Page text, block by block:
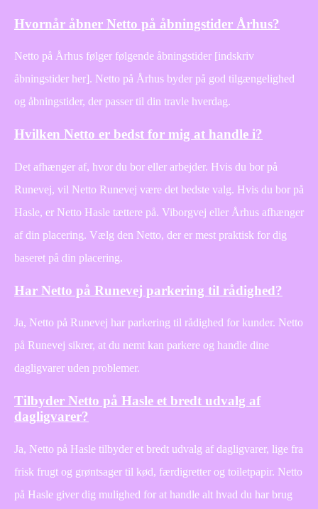
Hvornår åbner Netto på åbningstider Århus?
Netto på Århus følger følgende åbningstider [indskriv
åbningstider her]. Netto på Århus byder på god tilgængelighed
og åbningstider, der passer til din travle hverdag.
Hvilken Netto er bedst for mig at handle i?
Det afhænger af, hvor du bor eller arbejder. Hvis du bor på
Runevej, vil Netto Runevej være det bedste valg. Hvis du bor på
Hasle, er Netto Hasle tættere på. Viborgvej eller Århus afhænger
af din placering. Vælg den Netto, der er mest praktisk for dig
baseret på din placering.
Har Netto på Runevej parkering til rådighed?
Ja, Netto på Runevej har parkering til rådighed for kunder. Netto
på Runevej sikrer, at du nemt kan parkere og handle dine
dagligvarer uden problemer.
Tilbyder Netto på Hasle et bredt udvalg af
dagligvarer?
Ja, Netto på Hasle tilbyder et bredt udvalg af dagligvarer, lige fra
frisk frugt og grøntsager til kød, færdigretter og toiletpapir. Netto
på Hasle giver dig mulighed for at handle alt hvad du har brug